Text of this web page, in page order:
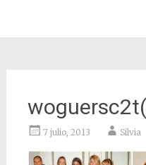
7 julio, 2013 Silvia